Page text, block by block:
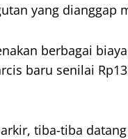
yang dianggap
berbagai
baru senilai
tiba-tiba